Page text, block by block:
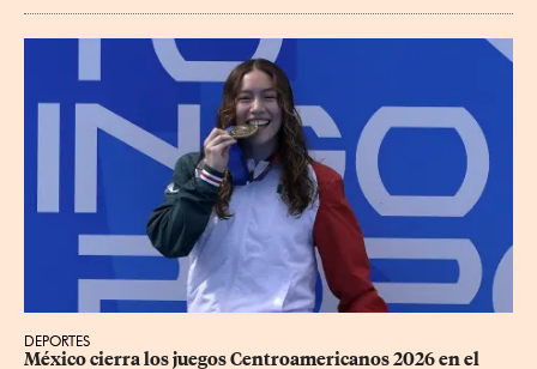
DEPORTES
México cierra los juegos Centroamericanos 2026 en el